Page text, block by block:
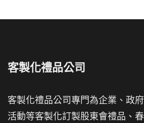
客製化禮品公司
客製化禮品公司專門為企業、政
活動等客製化訂製股東會禮品、